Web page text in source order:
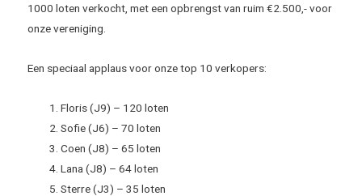
1000 loten verkocht, met een opbrengst van ruim €2.500,- voor
onze vereniging.
Een speciaal applaus voor onze top 10 verkopers:
Floris (J9) – 120 loten
Sofie (J6) – 70 loten
Coen (J8) – 65 loten
Lana (J8) – 64 loten
Sterre (J3) – 35 loten